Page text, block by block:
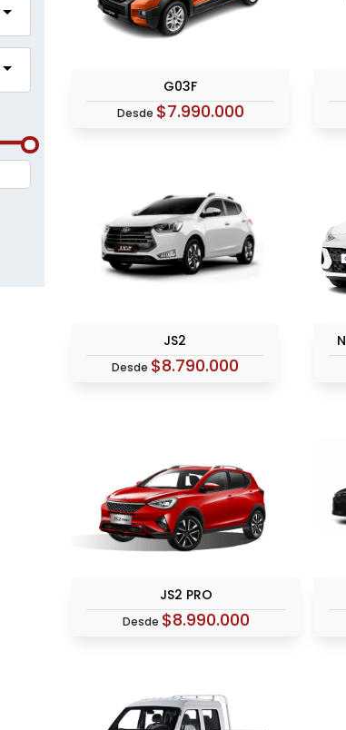
G03F
Desde $7.990.000
JS2
Desde $8.790.000
JS2 PRO
Desde $8.990.000